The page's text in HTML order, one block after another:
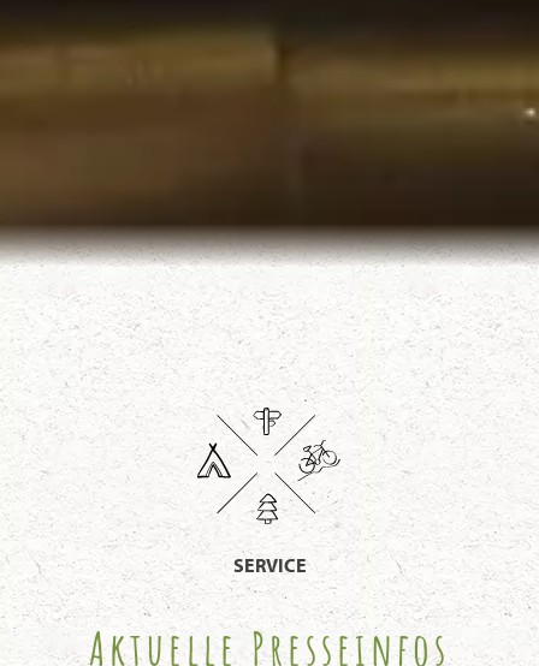
SERVICE
Aktuelle Presseinfos